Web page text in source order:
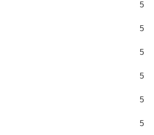
5
5
5
5
5
5